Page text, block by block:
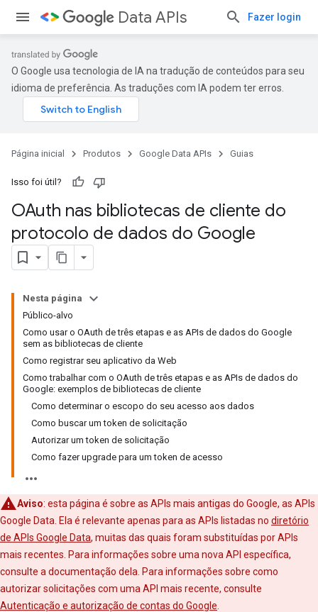
Data APIs Fazer login
O Google usa tecnologia de IA na tradução de conteúdos para seu
idioma de preferência. As traduções com IA podem ter erros.
Página inicial Produtos Google Data APIs Guias
Isso foi útil?
OAuth nas bibliotecas de cliente do
protocolo de dados do Google
Nesta página
Público-alvo
Como usar o OAuth de três etapas e as APIs de dados do Google
sem as bibliotecas de cliente
Como registrar seu aplicativo da Web
Como trabalhar com o OAuth de três etapas e as APIs de dados do
Google: exemplos de bibliotecas de cliente
Como determinar o escopo do seu acesso aos dados
Como buscar um token de solicitação
Autorizar um token de solicitação
Como fazer upgrade para um token de acesso
Aviso: esta página é sobre as APIs mais antigas do Google, as APIs
Google Data. Ela é relevante apenas para as APIs listadas no diretório
de APIs Google Data, muitas das quais foram substituídas por APIs
mais recentes. Para informações sobre uma nova API específica,
consulte a documentação dela. Para informações sobre como
autorizar solicitações com uma API mais recente, consulte
Autenticação e autorização de contas do Google